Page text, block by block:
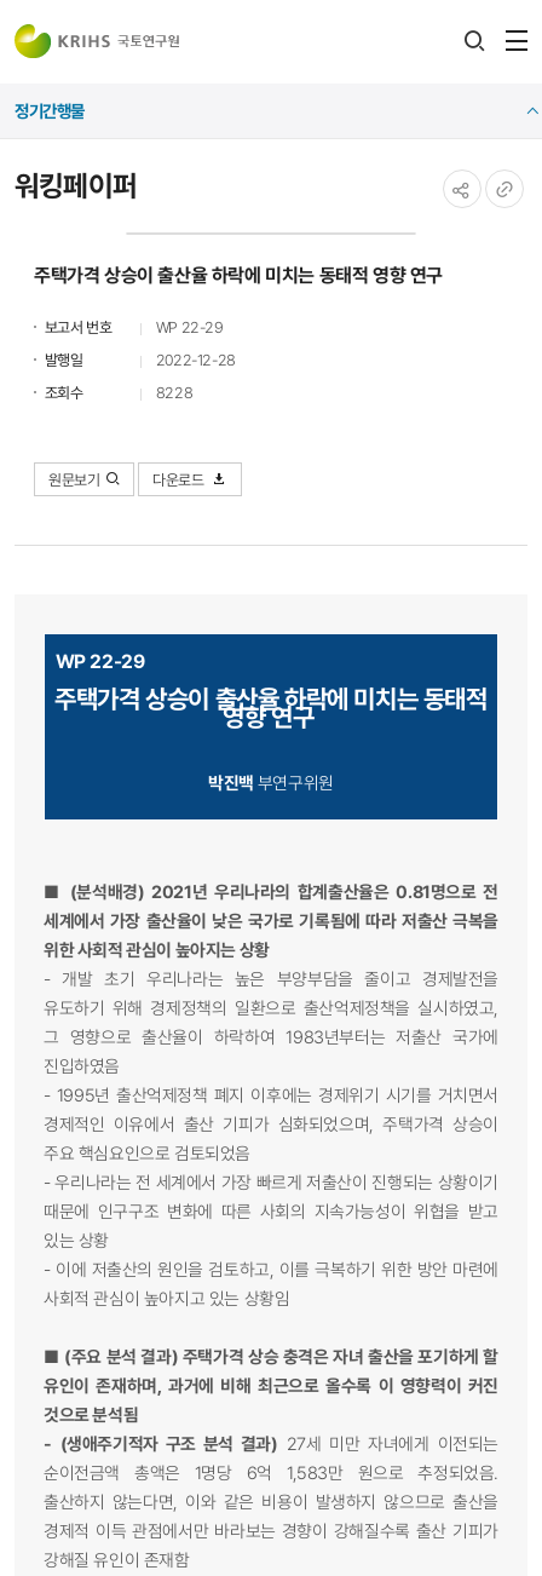
워킹페이퍼
정기간행물
주택가격 상승이 출산율 하락에 미치는 동태적 영향 연구
보고서 번호
WP 22-29
발행일
2022-12-28
조회수
8228
원문보기 다운로드
WP 22-29
주택가격 상승이 출산율 하락에 미치는 동태적
영향 연구
박진백 부연구위원
■ (분석배경) 2021년 우리나라의 합계출산율은 0.81명으로 전
세계에서 가장 출산율이 낮은 국가로 기록됨에 따라 저출산 극복을
위한 사회적 관심이 높아지는 상황
-개발 초기 우리나라는 높은 부양부담을 줄이고 경제발전을
유도하기 위해 경제정책의 일환으로 출산억제정책을 실시하였고,
그 영향으로 출산율이 하락하여 1983년부터는 저출산 국가에
진입하였음
- 1995년 출산억제정책 폐지 이후에는 경제위기 시기를 거치면서
경제적인 이유에서 출산 기피가 심화되었으며, 주택가격 상승이
주요 핵심요인으로 검토되었음
- 우리나라는 전 세계에서 가장 빠르게 저출산이 진행되는 상황이기
때문에 인구구조 변화에 따른 사회의 지속가능성이 위협을 받고
있는 상황
- 이에 저출산의 원인을 검토하고, 이를 극복하기 위한 방안 마련에
사회적 관심이 높아지고 있는 상황임
■ (주요 분석 결과) 주택가격 상승 충격은 자녀 출산을 포기하게 할
유인이 존재하며, 과거에 비해 최근으로 올수록 이 영향력이 커진
것으로 분석됨
- (생애주기적자 구조 분석 결과) 27세 미만 자녀에게 이전되는
순이전금액 총액은 1명당 6억 1,583만 원으로 추정되었음.
출산하지 않는다면, 이와 같은 비용이 발생하지 않으므로 출산을
경제적 이득 관점에서만 바라보는 경향이 강해질수록 출산 기피가
강해질 유인이 존재함